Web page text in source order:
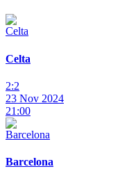
Celta
2:2
23 Nov 2024
21:00
Barcelona